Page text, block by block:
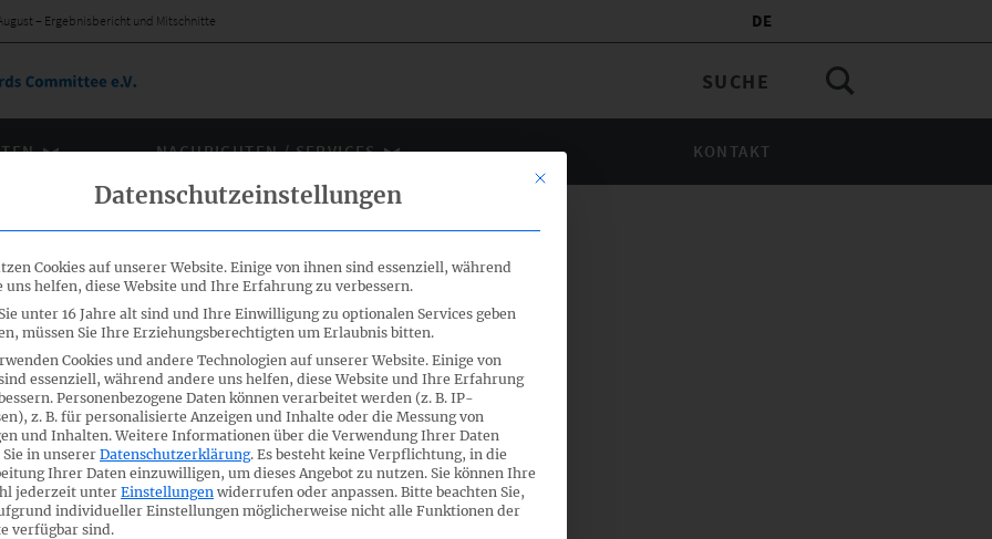
– Ergebnisbericht und Mitschnitte DE
NACHRICHTEN / SERVICES KONTAKT
August –
(41A) des FA Nachhaltigkeitsberichterstattungstatt.
einen Ergebnisbericht sowie Audio-Mitschnitte
Mit diesem Button wird der Dialog geschlossen. Seine
Datenschutzeinstellungen
Cookies auf unserer Website. Einige von ihnen sind essenziell, während
uns helfen, diese Website und Ihre Erfahrung zu verbessern.
unter 16 Jahre alt sind und Ihre Einwilligung zu optionalen Services geben
müssen Sie Ihre Erziehungsberechtigten um Erlaubnis bitten.
Cookies und andere Technologien auf unserer Website. Einige von
essenziell, während andere uns helfen, diese Website und Ihre Erfahrung
Personenbezogene Daten können verarbeitet werden (z. B. IP-
z. B. für personalisierte Anzeigen und Inhalte oder die Messung von
und Inhalten. Weitere Informationen über die Verwendung Ihrer Daten
in unserer Datenschutzerklärung. Es besteht keine Verpflichtung, in die
Ihrer Daten einzuwilligen, um dieses Angebot zu nutzen. Sie können Ihre
jederzeit unterEinstellungen widerrufen oder anpassen. Bitte beachten Sie,
individueller Einstellungen möglicherweise nicht alle Funktionen der
verfügbar sind.